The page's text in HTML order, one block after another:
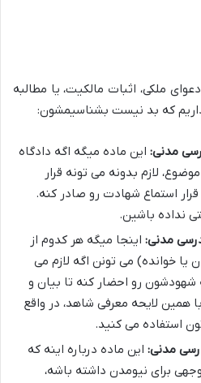
ملکی، اثبات مالکیت، یا مطالبه
که بد نیست بشناسیمشون:
این ماده میگه اگه دادگاه
لازم بدونه می تونه قرار
استماع شهادت رو صادر کنه.
نداده باشین.
اینجا میگه هر کدوم از
یا خوانده) می تونن اگه لازم می
شهودشون رو احضار کنه تا بیان و
لایحه معرفی شاهد، در واقع
استفاده می کنید.
این ماده درباره اینه که
برای نیومدن داشته باشه،